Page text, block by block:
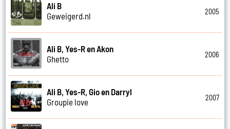
Ali B
Geweigerd.nl
2005
Ali B, Yes-R en Akon
Ghetto
2006
Ali B, Yes-R, Gio en Darryl
Groupie love
2007